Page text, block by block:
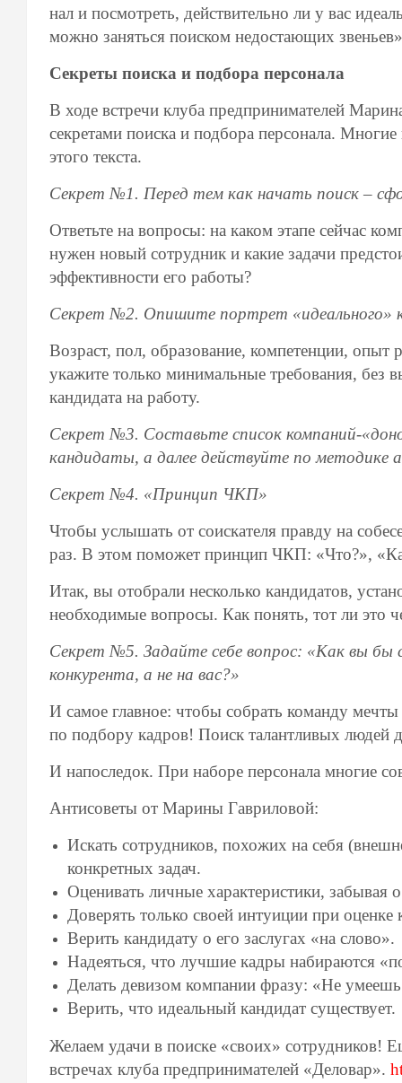
нал и посмотреть, действительно ли у вас
можно заняться поиском недостающих
Секреты поиска и подбора персонала
В ходе встречи клуба предпринима­телей
секретами поиска и подбора персонала.
этого текста.
Секрет №1. Перед тем как начать поиск –
Ответьте на вопросы: на каком этапе сейчас
нужен новый сотрудник и какие задачи
эффективности его работы?
Секрет №2. Опишите портрет «иде­ального»
Возраст, пол, образование, компетен­ции,
укажите только минимальные требования, без
кандидата на работу.
Секрет №3. Составьте список компа­ний-
кандидаты, а далее дей­ствуйте по методике
Секрет №4. «Принцип ЧКП»
Чтобы услышать от соискателя прав­ду на
раз. В этом поможет принцип ЧКП: «Что?»,
Итак, вы отобрали несколько канди­датов,
необхо­димые вопросы. Как понять, тот ли это
Секрет №5. Задайте себе вопрос: «Как вы бы
конкурента, а не на вас?»
И самое главное: чтобы собрать команду
по подбору кадров! Поиск талантливых
И напоследок. При наборе персонала многие
Антисоветы от Марины Гавриловой:
Искать сотрудников, похожих на себя
конкретных задач.
Оценивать личные характеристики, забывая
Доверять только своей интуиции при оценке
Верить кандидату о его заслугах «на слово».
Надеяться, что лучшие кадры наби­раются
Делать девизом компании фразу: «Не
Верить, что идеальный кандидат существует.
Желаем удачи в поиске «своих» сотрудников!
встречах клуба предпринимателей «Деловар».